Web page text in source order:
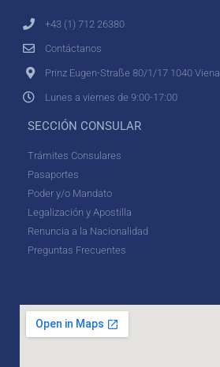
+43 (1) 712 26380
Contáctanos
Prinz Eugen-Straße 80/1/17 1040 Viena
Lunes a viernes de 9:00-17:00
SECCIÓN CONSULAR
Trámites Consulares
Pasaportes
Poder y/o Mandato
Legalización y Apostilla
Renuncia a la Nacionalidad
Preguntas Frecuentes